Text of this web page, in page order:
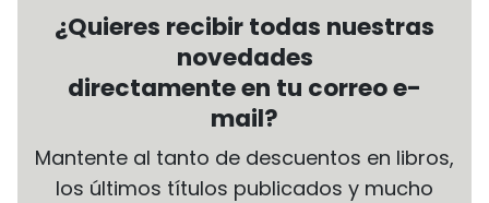
¿Quieres recibir todas nuestras
novedades
directamente en tu correo e-
mail?
Mantente al tanto de descuentos en libros,
los últimos títulos publicados y mucho